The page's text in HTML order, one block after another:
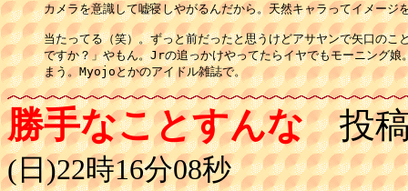
カメラを意識して嘘寝しやがるんだから。天然キャラってイメージ
当たってる（笑）。ずっと前だったと思うけどアサヤンで矢口のこ
ですか？」やもん。Jrの追っかけやってたらイヤでもモーニング娘
まう。Myojoとかのアイドル雑誌で。
勝手なことすんな投稿
(日)22時16分08秒